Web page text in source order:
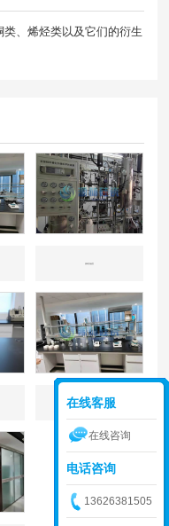
、烯烃类以及它们的衍生
在线客服
在线咨询
电话咨询
13626381505